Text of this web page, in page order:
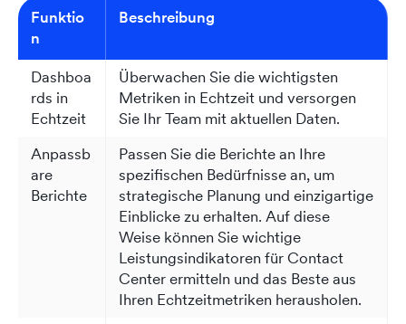
Funktio
n
Beschreibung
Dashboa
rds in
Echtzeit
Überwachen Sie die wichtigsten
Metriken in Echtzeit und versorgen
Sie Ihr Team mit aktuellen Daten.
Anpassb
are
Berichte
Passen Sie die Berichte an Ihre
spezifischen Bedürfnisse an, um
strategische Planung und einzigartige
Einblicke zu erhalten. Auf diese
Weise können Sie wichtige
Leistungsindikatoren für Contact
Center ermitteln und das Beste aus
Ihren Echtzeitmetriken herausholen.